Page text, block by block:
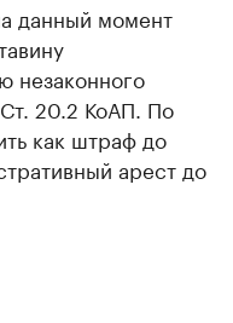
данный момент
незаконного
20.2 КоАП. По
как штраф до
арест до